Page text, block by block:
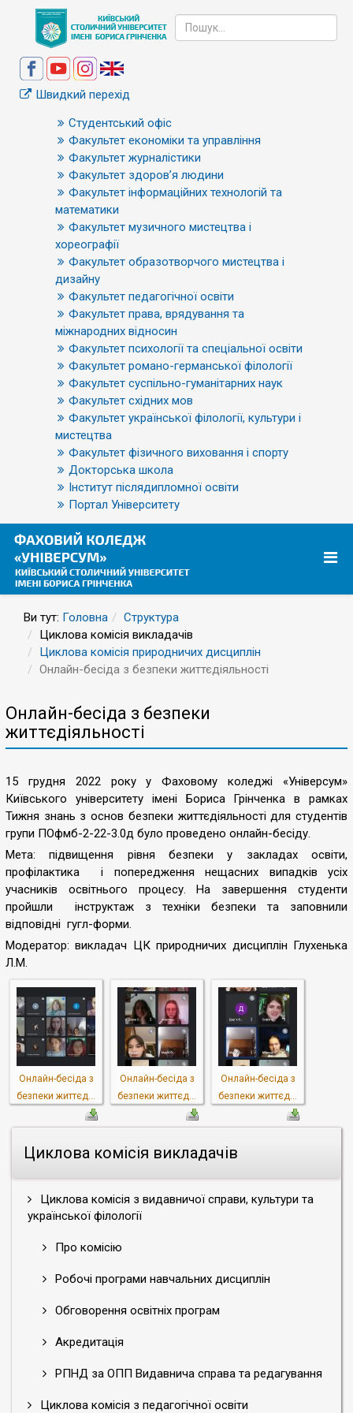
Швидкий перехід
Студентський офіс
Факультет економіки та управління
Факультет журналістики
Факультет здоров’я людини
Факультет інформаційних технологій та
математики
Факультет музичного мистецтва і
хореографії
Факультет образотворчого мистецтва і
дизайну
Факультет педагогічної освіти
Факультет права, врядування та
міжнародних відносин
Факультет психології та спеціальної освіти
Факультет романо-германської філології
Факультет суспільно-гуманітарних наук
Факультет східних мов
Факультет української філології, культури і
мистецтва
Факультет фізичного виховання і спорту
Докторська школа
Інститут післядипломної освіти
Портал Університету
Ви тут: Головна
Структура
Циклова комісія викладачів
Циклова комісія природничих дисциплін
Онлайн-бесіда з безпеки життєдіяльності
Циклова комісія викладачів
Циклова комісія з видавничої справи, культури та
української філології
Про комісію
Робочі програми навчальних дисциплін
Обговорення освітніх програм
Акредитація
РПНД за ОПП Видавнича справа та редагування
Циклова комісія з педагогічної освіти
Онлайн-бесіда з безпеки
життєдіяльності
15 грудня 2022 року у Фаховому коледжі «Універсум»
Київського університету імені Бориса Грінченка в рамках
Тижня знань з основ безпеки життєдіяльності для студентів
групи ПОфмб-2-22-3.0д було проведено онлайн-бесіду.
Мета: підвищення рівня безпеки у закладах освіти,
профілактика і попередження нещасних випадків усіх
учасників освітнього процесу. На завершення студенти
пройшли інструктаж з техніки безпеки та заповнили
відповідні гугл-форми.
Модератор: викладач ЦК природничих дисциплін Глухенька
Л.М.
Онлайн-бесіда з
безпеки життєд...
Онлайн-бесіда з
безпеки життєд...
Онлайн-бесіда з
безпеки життєд...